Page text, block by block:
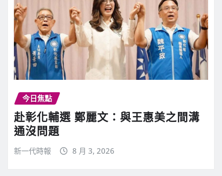
今日焦點
赴彰化輔選 鄭麗文：與王惠美之間溝
通沒問題
新一代時報 8 月 3, 2026